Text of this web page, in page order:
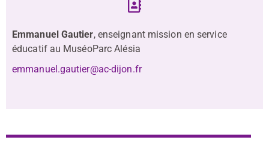
Emmanuel Gautier, enseignant mission en service
éducatif au MuséoParc Alésia
emmanuel.gautier@ac-dijon.fr